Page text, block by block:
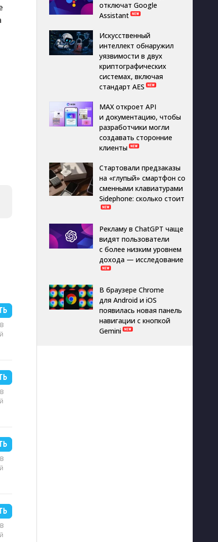
отключат Google
Assistant
Искусственный
интеллект обнаружил
уязвимости в двух
криптографических
системах, включая
стандарт AES
MAX откроет API
и документацию, чтобы
разработчики могли
создавать сторонние
клиенты
Стартовали предзаказы
на «глупый» смартфон со
сменными клавиатурами
Sidephone: сколько стоит
Рекламу в ChatGPT чаще
видят пользователи
с более низким уровнем
дохода — исследование
В браузере Chrome
для Android и iOS
появилась новая панель
навигации с кнопкой
Gemini